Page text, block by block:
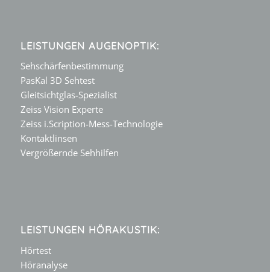
LEISTUNGEN AUGENOPTIK:
Sehschärfenbestimmung
PasKal 3D Sehtest
Gleitsichtglas-Spezialist
Zeiss Vision Experte
Zeiss i.Scription-Mess-Technologie
Kontaktlinsen
Vergrößernde Sehhilfen
LEISTUNGEN HÖRAKUSTIK:
Hörtest
Höranalyse